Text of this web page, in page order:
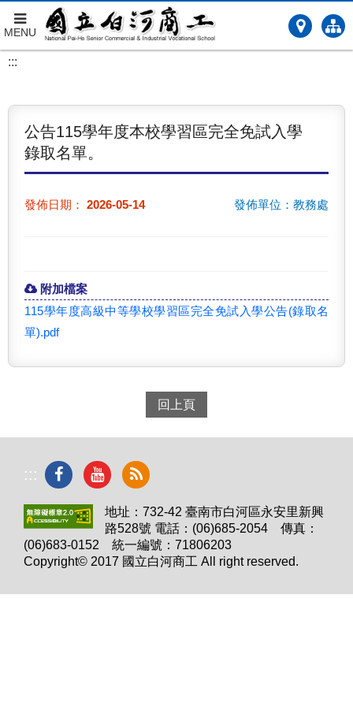
跳
到
要
MENU
:::
公告115學年度本校學習區完全免試入學
錄取名單。
發佈日期： 2026-05-14 發佈單位：教務處
附加檔案
115學年度高級中等學校學習區完全免試入學公告(錄取名
單).pdf
回上頁
:::
地址：732-42 臺南市白河區永安里新興
路528號 電話：(06)685-2054 傳真：
(06)683-0152 統一編號：71806203
Copyright© 2017 國立白河商工 All right reserved.